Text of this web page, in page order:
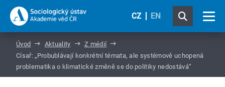
CZ EN
Úvod Aktuality
Z médií
Císař: „Probublávají konkrétní témata, ale systémově uchopená
problematika o klimatické změně se do politiky nedostává“